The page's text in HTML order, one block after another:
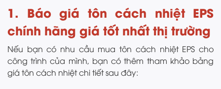
1. Báo giá tôn cách nhiệt EPS
chính hãng giá tốt nhất thị trường
Nếu bạn có nhu cầu mua tôn cách nhiệt EPS cho
công trình của mình, bạn có thêm tham khảo bảng
giá tôn cách nhiệt chi tiết sau đây: